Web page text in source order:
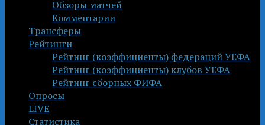
Обзоры матчей
Комментарии
Трансферы
Рейтинги
Рейтинг (коэффициенты) федераций УЕФА
Рейтинг (коэффициенты) клубов УЕФА
Рейтинг сборных ФИФА
Опросы
LIVE
Статистика